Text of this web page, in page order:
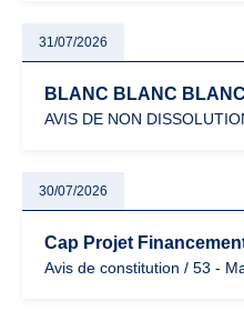
31/07/2026
BLANC BLANC BLANC
AVIS DE NON
30/07/2026
Cap Projet
Avis de constitution / 53 -